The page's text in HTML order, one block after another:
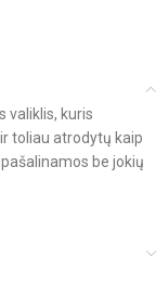
valiklis, kuris
toliau atrodytų kaip
be jokių